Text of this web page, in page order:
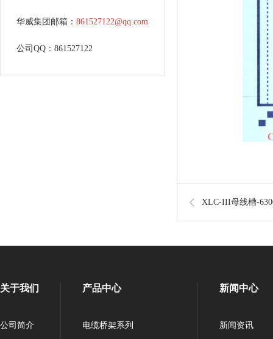
华威集团邮箱： 861527122@qq.com
公司QQ：861527122
XLC-III母线槽-
关于我们
公司简介
产品中心
电缆桥架系列
新闻中心
新闻资讯